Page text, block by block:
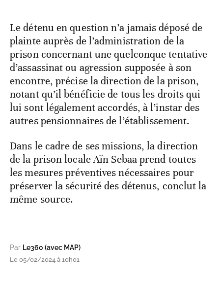
Le détenu en question n’a jamais déposé de
plainte auprès de l’administration de la
prison concernant une quelconque tentative
d’assassinat ou agression supposée à son
encontre, précise la direction de la prison,
notant qu’il bénéficie de tous les droits qui
lui sont légalement accordés, à l’instar des
autres pensionnaires de l’établissement.
Dans le cadre de ses missions, la direction
de la prison locale Aïn Sebaa prend toutes
les mesures préventives nécessaires pour
préserver la sécurité des détenus, conclut la
même source.
Par Le360 (avec MAP)
Le 05/02/2024 à 10h01